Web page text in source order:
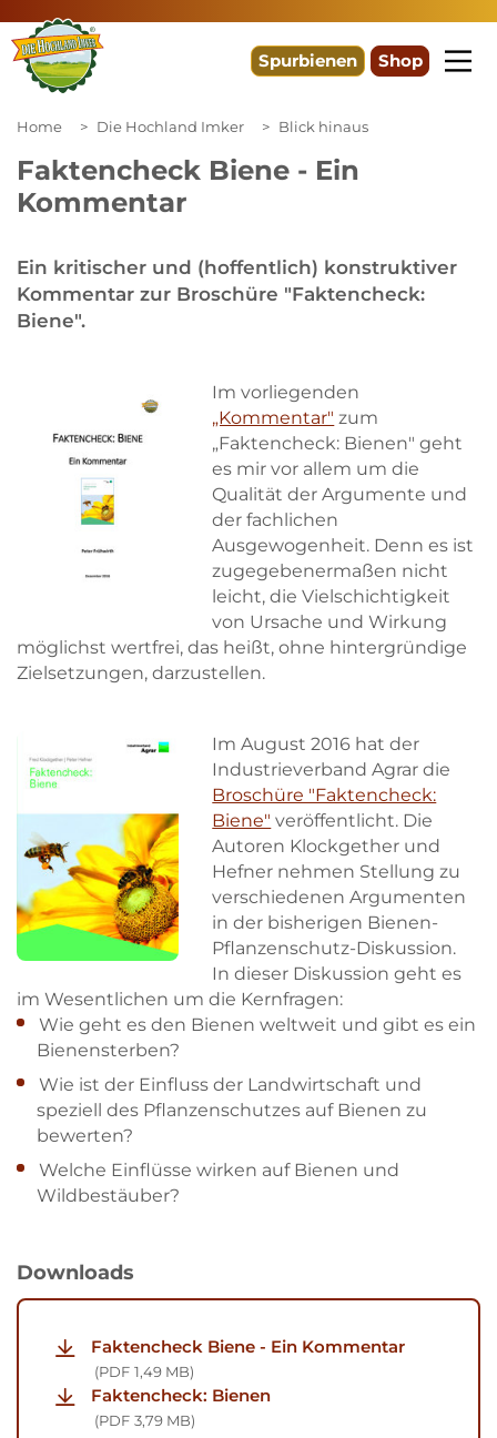
Skip to main content
Skip to main content
Spurbienen Shop
Home Die Hochland Imker Blick hinaus
Faktencheck Biene - Ein
Kommentar
Ein kritischer und (hoffentlich) konstruktiver
Kommentar zur Broschüre "Faktencheck:
Biene".
Im vorliegenden
„Kommentar" zum
„Faktencheck: Bienen" geht
es mir vor allem um die
Qualität der Argumente und
der fachlichen
Ausgewogenheit. Denn es ist
zugegebenermaßen nicht
leicht, die Vielschichtigkeit
von Ursache und Wirkung
möglichst wertfrei, das heißt, ohne hintergründige
Zielsetzungen, darzustellen.
Im August 2016 hat der
Industrieverband Agrar die
Broschüre "Faktencheck:
Biene" veröffentlicht. Die
Autoren Klockgether und
Hefner nehmen Stellung zu
verschiedenen Argumenten
in der bisherigen Bienen-
Pflanzenschutz-Diskussion.
In dieser Diskussion geht es
im Wesentlichen um die Kernfragen:
Wie geht es den Bienen weltweit und gibt es ein
Bienensterben?
Wie ist der Einfluss der Landwirtschaft und
speziell des Pflanzenschutzes auf Bienen zu
bewerten?
Welche Einflüsse wirken auf Bienen und
Wildbestäuber?
Downloads
Faktencheck Biene - Ein Kommentar
PDF 1,49 MB
Faktencheck: Bienen
PDF 3,79 MB